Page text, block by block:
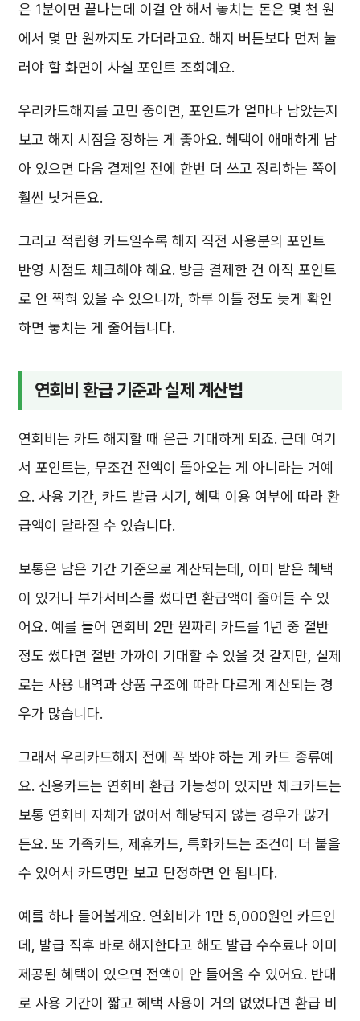
은 1분이면 끝나는데 이걸 안 해서 놓치는 돈은 몇 천 원
에서 몇 만 원까지도 가더라고요. 해지 버튼보다 먼저 눌
러야 할 화면이 사실 포인트 조회예요.
우리카드해지를 고민 중이면, 포인트가 얼마나 남았는지
보고 해지 시점을 정하는 게 좋아요. 혜택이 애매하게 남
아 있으면 다음 결제일 전에 한번 더 쓰고 정리하는 쪽이
훨씬 낫거든요.
그리고 적립형 카드일수록 해지 직전 사용분의 포인트
반영 시점도 체크해야 해요. 방금 결제한 건 아직 포인트
로 안 찍혀 있을 수 있으니까, 하루 이틀 정도 늦게 확인
하면 놓치는 게 줄어듭니다.
연회비 환급 기준과 실제 계산법
연회비는 카드 해지할 때 은근 기대하게 되죠. 근데 여기
서 포인트는, 무조건 전액이 돌아오는 게 아니라는 거예
요. 사용 기간, 카드 발급 시기, 혜택 이용 여부에 따라 환
급액이 달라질 수 있습니다.
보통은 남은 기간 기준으로 계산되는데, 이미 받은 혜택
이 있거나 부가서비스를 썼다면 환급액이 줄어들 수 있
어요. 예를 들어 연회비 2만 원짜리 카드를 1년 중 절반
정도 썼다면 절반 가까이 기대할 수 있을 것 같지만, 실제
로는 사용 내역과 상품 구조에 따라 다르게 계산되는 경
우가 많습니다.
그래서 우리카드해지 전에 꼭 봐야 하는 게 카드 종류예
요. 신용카드는 연회비 환급 가능성이 있지만 체크카드는
보통 연회비 자체가 없어서 해당되지 않는 경우가 많거
든요. 또 가족카드, 제휴카드, 특화카드는 조건이 더 붙을
수 있어서 카드명만 보고 단정하면 안 됩니다.
예를 하나 들어볼게요. 연회비가 1만 5,000원인 카드인
데, 발급 직후 바로 해지한다고 해도 발급 수수료나 이미
제공된 혜택이 있으면 전액이 안 들어올 수 있어요. 반대
로 사용 기간이 짧고 혜택 사용이 거의 없었다면 환급 비